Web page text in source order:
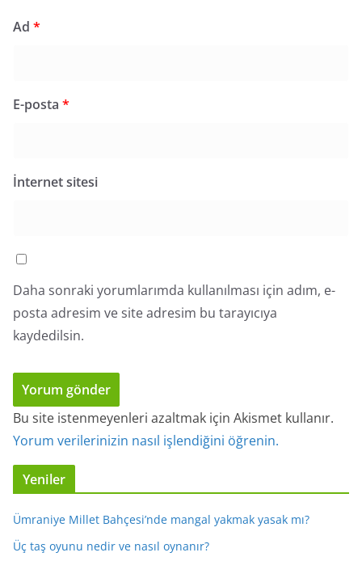
Ad *
E-posta *
İnternet sitesi
Daha sonraki yorumlarımda kullanılması için adım, e-
posta adresim ve site adresim bu tarayıcıya
kaydedilsin.
Bu site istenmeyenleri azaltmak için Akismet kullanır.
Yorum verilerinizin nasıl işlendiğini öğrenin.
Yeniler
Ümraniye Millet Bahçesi’nde mangal yakmak yasak mı?
Üç taş oyunu nedir ve nasıl oynanır?